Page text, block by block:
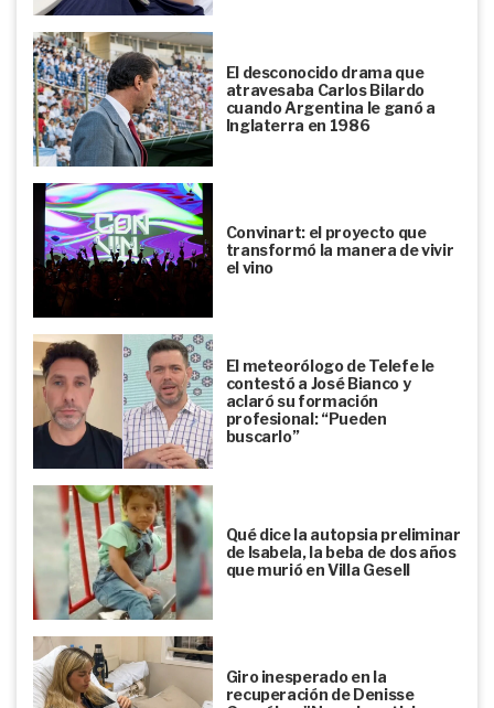
El desconocido drama que
atravesaba Carlos Bilardo
cuando Argentina le ganó a
Inglaterra en 1986
Convinart: el proyecto que
transformó la manera de vivir
el vino
El meteorólogo de Telefe le
contestó a José Bianco y
aclaró su formación
profesional: “Pueden
buscarlo”
Qué dice la autopsia preliminar
de Isabela, la beba de dos años
que murió en Villa Gesell
Giro inesperado en la
recuperación de Denisse